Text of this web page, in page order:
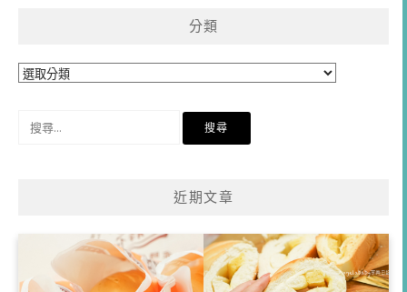
分類
分
近期文章